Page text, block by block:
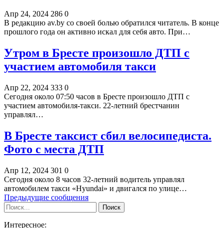
Апр 24, 2024 286 0
В редакцию av.by со своей болью обратился читатель. В конце
прошлого года он активно искал для себя авто. При…
Утром в Бресте произошло ДТП с
участием автомобиля такси
Апр 22, 2024 333 0
Сегодня около 07:50 часов в Бресте произошло ДТП с
участием автомобиля-такси. 22-летний брестчанин
управлял…
В Бресте таксист сбил велосипедиста.
Фото с места ДТП
Апр 12, 2024 301 0
Сегодня около 8 часов 32-летний водитель управлял
автомобилем такси «Hyundai» и двигался по улице…
Предыдущие сообщения
Интересное: